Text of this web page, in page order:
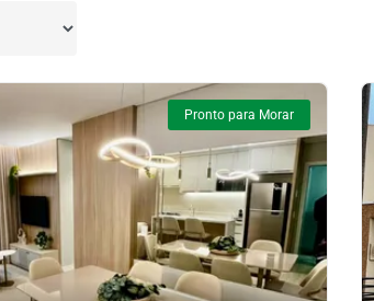
Pronto para Morar